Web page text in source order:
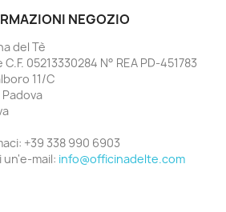
NEGOZIO
del Tè
C.F. 05213330284 N° REA PD-451783
11/C
Padova
+39 338 990 6903
un'e-mail: info@officinadelte.com